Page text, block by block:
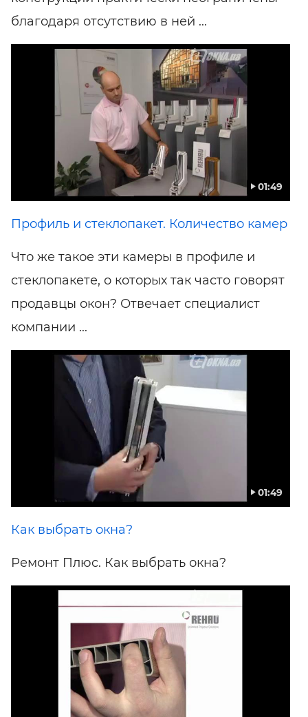
благодаря отсутствию в ней ...
01:49
Профиль и стеклопакет. Количество камер
Что же такое эти камеры в профиле и
стеклопакете, о которых так часто говорят
продавцы окон? Отвечает специалист
компании ...
01:49
Как выбрать окна?
Ремонт Плюс. Как выбрать окна?